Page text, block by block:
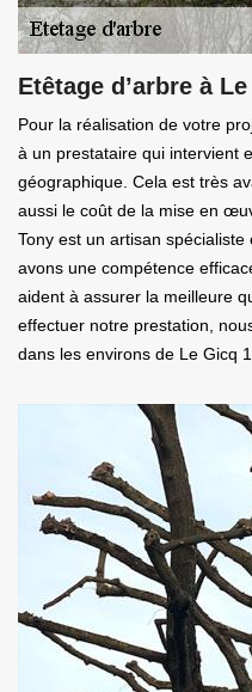
Etêtage d’arbre à
Pour la réalisation de votre
à un prestataire qui intervient
géographique. Cela est très
aussi le coût de la mise en
Tony est un artisan spécialiste
avons une compétence
aident à assurer la meilleure
effectuer notre prestation,
dans les environs de Le Gicq